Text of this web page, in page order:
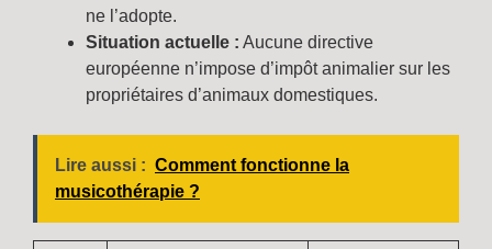
ne l’adopte.
Situation actuelle : Aucune directive
européenne n’impose d’impôt animalier sur les
propriétaires d’animaux domestiques.
Lire aussi : Comment fonctionne la
musicothérapie ?